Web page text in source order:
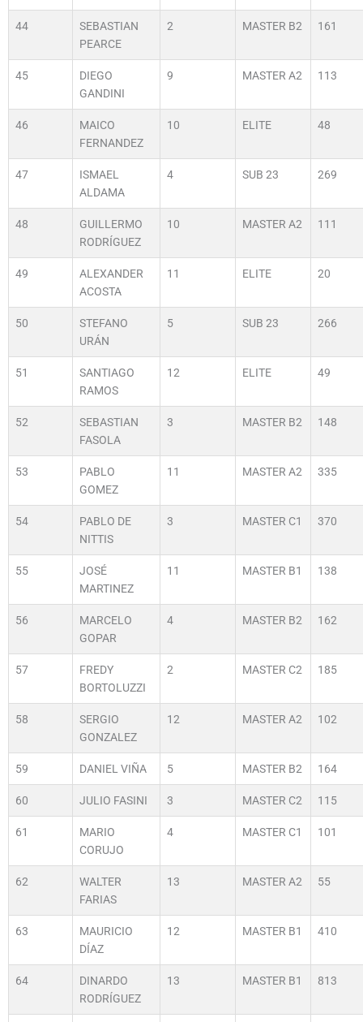
44
SEBASTIAN
PEARCE
2 MASTER B2 161
45
DIEGO
GANDINI
9 MASTER A2 113
46
MAICO
FERNANDEZ
10 ELITE 48
47
ISMAEL
ALDAMA
4 SUB 23 269
48
GUILLERMO
RODRÍGUEZ
10 MASTER A2 111
49
ALEXANDER
ACOSTA
11 ELITE 20
50
STEFANO
URÁN
5 SUB 23 266
51
SANTIAGO
RAMOS
12 ELITE 49
52
SEBASTIAN
FASOLA
3 MASTER B2 148
53
PABLO
GOMEZ
11 MASTER A2 335
54
PABLO DE
NITTIS
3 MASTER C1 370
55
JOSÉ
MARTINEZ
11 MASTER B1 138
56
MARCELO
GOPAR
4 MASTER B2 162
57
FREDY
BORTOLUZZI
2 MASTER C2 185
58
SERGIO
GONZALEZ
12 MASTER A2 102
59 DANIEL VIÑA 5 MASTER B2 164
60 JULIO FASINI 3 MASTER C2 115
61
MARIO
CORUJO
4 MASTER C1 101
62
WALTER
FARIAS
13 MASTER A2 55
63
MAURICIO
DÍAZ
12 MASTER B1 410
64
DINARDO
RODRÍGUEZ
13 MASTER B1 813